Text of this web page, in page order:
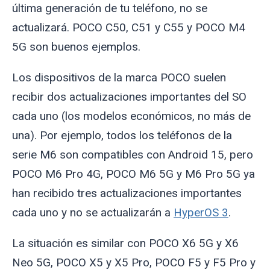
última generación de tu teléfono, no se
actualizará. POCO C50, C51 y C55 y POCO M4
5G son buenos ejemplos.
Los dispositivos de la marca POCO suelen
recibir dos actualizaciones importantes del SO
cada uno (los modelos económicos, no más de
una). Por ejemplo, todos los teléfonos de la
serie M6 son compatibles con Android 15, pero
POCO M6 Pro 4G, POCO M6 5G y M6 Pro 5G ya
han recibido tres actualizaciones importantes
cada uno y no se actualizarán a HyperOS 3.
La situación es similar con POCO X6 5G y X6
Neo 5G, POCO X5 y X5 Pro, POCO F5 y F5 Pro y